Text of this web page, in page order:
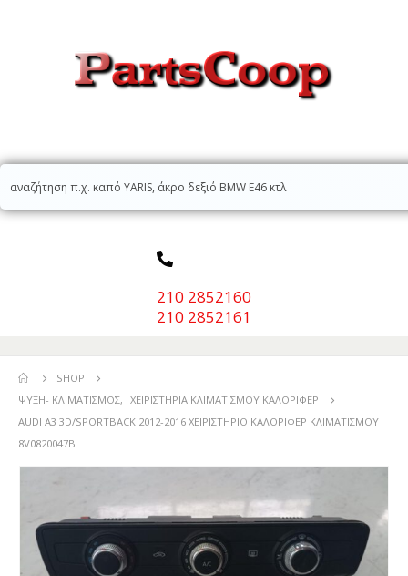
210 2852160
210 2852161
SHOP
ΨΎΞΗ- ΚΛΙΜΑΤΙΣΜΌΣ, ΧΕΙΡΙΣΤΉΡΙΑ ΚΛΙΜΑΤΙΣΜΟΎ ΚΑΛΟΡΙΦΈΡ
AUDI A3 3D/SPORTBACK 2012-2016 ΧΕΙΡΙΣΤΗΡΙΟ ΚΑΛΟΡΙΦΕΡ ΚΛΙΜΑΤΙΣΜΟΥ
8V0820047B